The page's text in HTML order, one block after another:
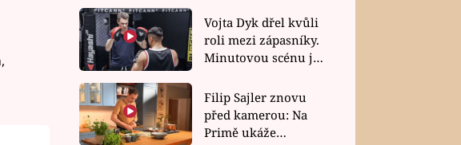
Vojta Dyk dřel kvůli
roli mezi zápasníky.
Minutovou scénu jel
Filip Sajler znovu
před kamerou: Na
Primě ukáže